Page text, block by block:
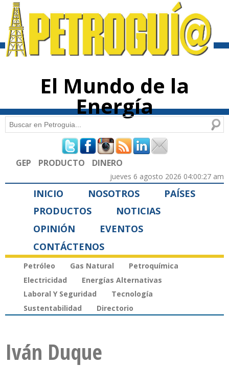
contenido
El Mundo de la
Energía
Formulario de búsqueda
Buscar
GEP PRODUCTO DINERO
jueves 6 agosto 2026 04:00:27 am
INICIO NOSOTROS
PAÍSES
PRODUCTOS
NOTICIAS
OPINIÓN
EVENTOS
CONTÁCTENOS
Petróleo Gas Natural
Petroquímica
Electricidad
Energías Alternativas
Laboral Y Seguridad
Tecnología
Sustentabilidad
Directorio
Iván Duque